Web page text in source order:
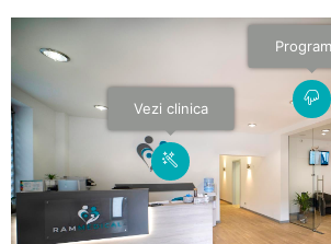
Vezi clinica